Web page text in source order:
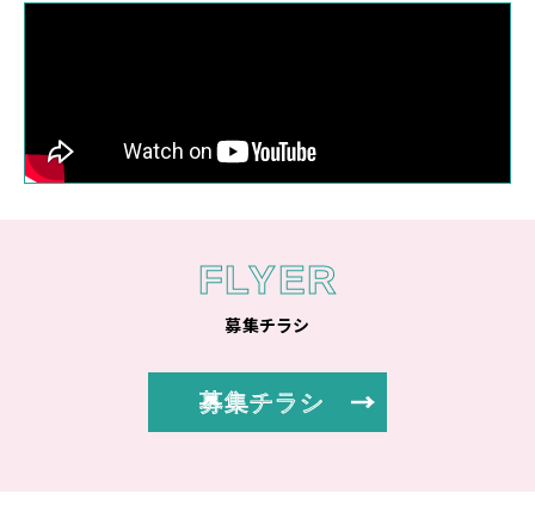
FLYER
募集チラシ
募集チラシ